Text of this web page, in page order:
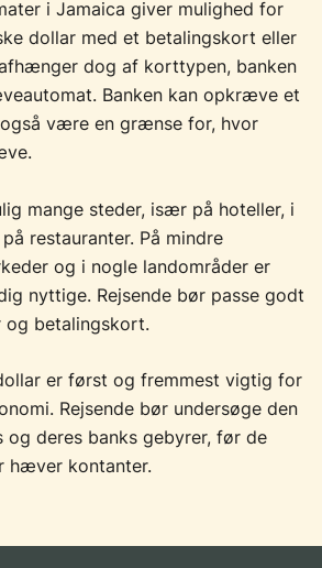
i Jamaica giver mulighed for
dollar med et betalingskort eller
dog af korttypen, banken
Banken kan opkræve et
være en grænse for, hvor
mange steder, især på hoteller, i
restauranter. På mindre
og i nogle landområder er
nyttige. Rejsende bør passe godt
og betalingskort.
er først og fremmest vigtig for
Rejsende bør undersøge den
og deres banks gebyrer, før de
hæver kontanter.